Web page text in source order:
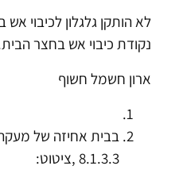
לא הותקן גלגלון לכיבוי
נקודת כיבוי אש בחצר
ארון חשמל חשוף
8.1.3.3 ,ציטוט: